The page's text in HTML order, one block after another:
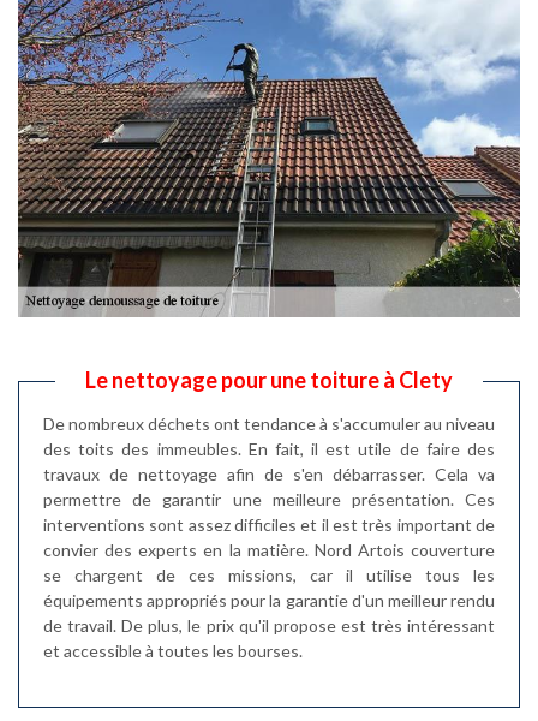
Le nettoyage pour une toiture à Clety
De nombreux déchets ont tendance à s'accumuler au niveau
des toits des immeubles. En fait, il est utile de faire des
travaux de nettoyage afin de s'en débarrasser. Cela va
permettre de garantir une meilleure présentation. Ces
interventions sont assez difficiles et il est très important de
convier des experts en la matière. Nord Artois couverture
se chargent de ces missions, car il utilise tous les
équipements appropriés pour la garantie d'un meilleur rendu
de travail. De plus, le prix qu'il propose est très intéressant
et accessible à toutes les bourses.